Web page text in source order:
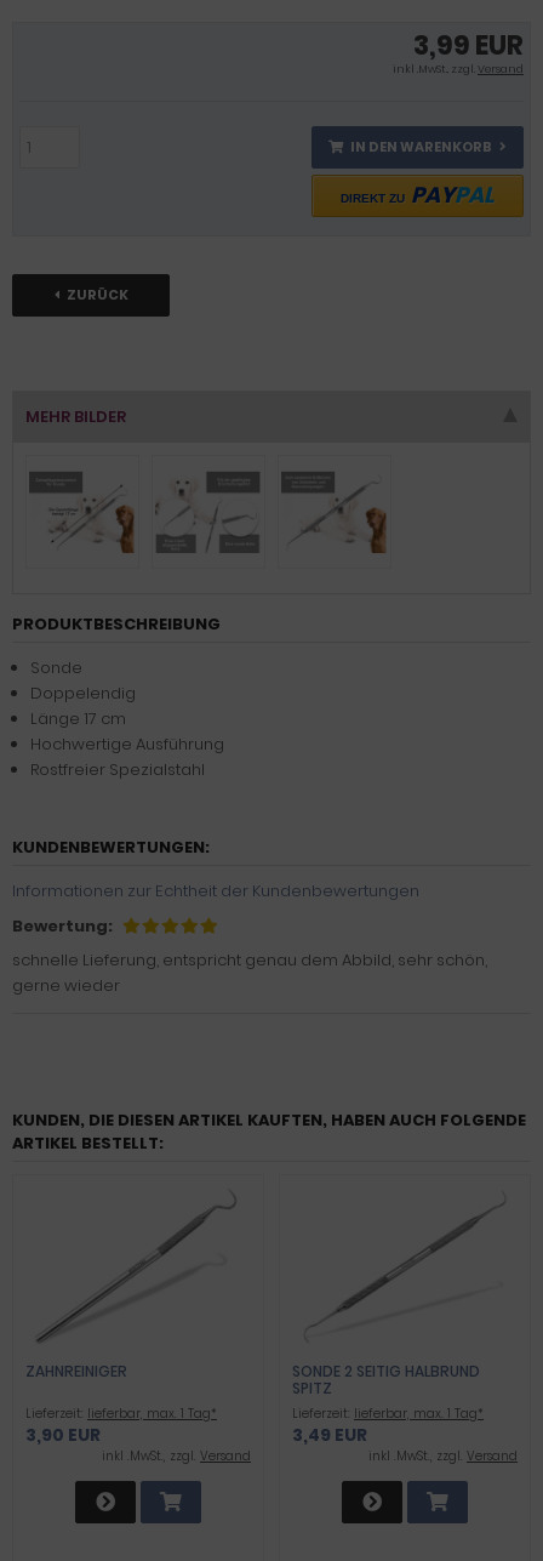
3,99 EUR
inkl .MwSt., zzgl.Versand
IN DEN WARENKORB
DIREKT ZU PAYPAL
ZURÜCK
MEHR BILDER
PRODUKTBESCHREIBUNG
Sonde
Doppelendig
Länge 17 cm
Hochwertige Ausführung
Rostfreier Spezialstahl
KUNDENBEWERTUNGEN:
Informationen zur Echtheit der Kundenbewertungen
Bewertung:
schnelle Lieferung, entspricht genau dem Abbild, sehr schön,
gerne wieder
KUNDEN, DIE DIESEN ARTIKEL KAUFTEN, HABEN AUCH FOLGENDE
ARTIKEL BESTELLT:
ZAHNREINIGER
Lieferzeit: lieferbar, max. 1 Tag*
3,90 EUR
inkl .MwSt., zzgl. Versand
SONDE 2 SEITIG HALBRUND
SPITZ
Lieferzeit: lieferbar, max. 1 Tag*
3,49 EUR
inkl .MwSt., zzgl. Versand